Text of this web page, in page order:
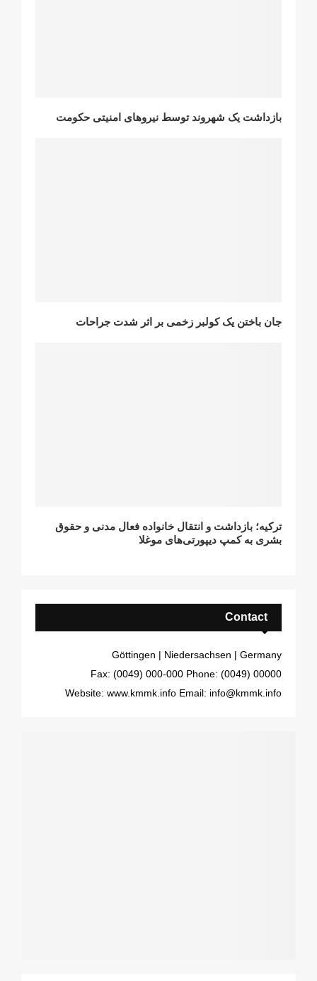
بازداشت یک شهروند توسط نیروهای امنیتی حکومت
جان باختن یک کولبر زخمی بر اثر شدت جراحات
ترکیه؛ بازداشت و انتقال خانواده فعال مدنی و حقوق
بشری به کمپ دیپورتی‌های موغلا
Contact
Göttingen | Niedersachsen | Germany
Phone: (0049) 00000
Fax: (0049) 000-000
Email: info@kmmk.info
Website: www.kmmk.info